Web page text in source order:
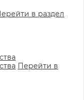
в раздел
Перейти в